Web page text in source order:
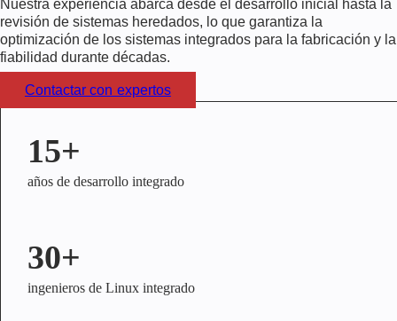
Nuestra experiencia abarca desde el desarrollo inicial hasta la
revisión de sistemas heredados, lo que garantiza la
optimización de los sistemas integrados para la fabricación y la
fiabilidad durante décadas.
Contactar con expertos
15+
años de desarrollo integrado
30+
ingenieros de Linux integrado